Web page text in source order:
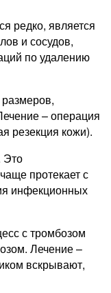
редко, является
и сосудов,
по удалению
– операция
резекция кожи).
Это
протекает с
инфекционных
с тромбозом
Лечение –
вскрывают,